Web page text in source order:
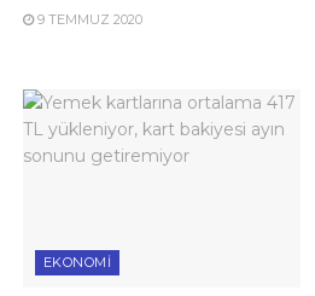
9 TEMMUZ 2020
EKONOMI